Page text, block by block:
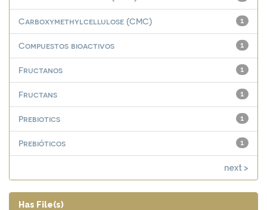
1
Carboxymethylcellulose (CMC)
1
Compuestos bioactivos
1
Fructanos
1
Fructans
1
Prebiotics
1
Prebióticos
next >
Has File(s)